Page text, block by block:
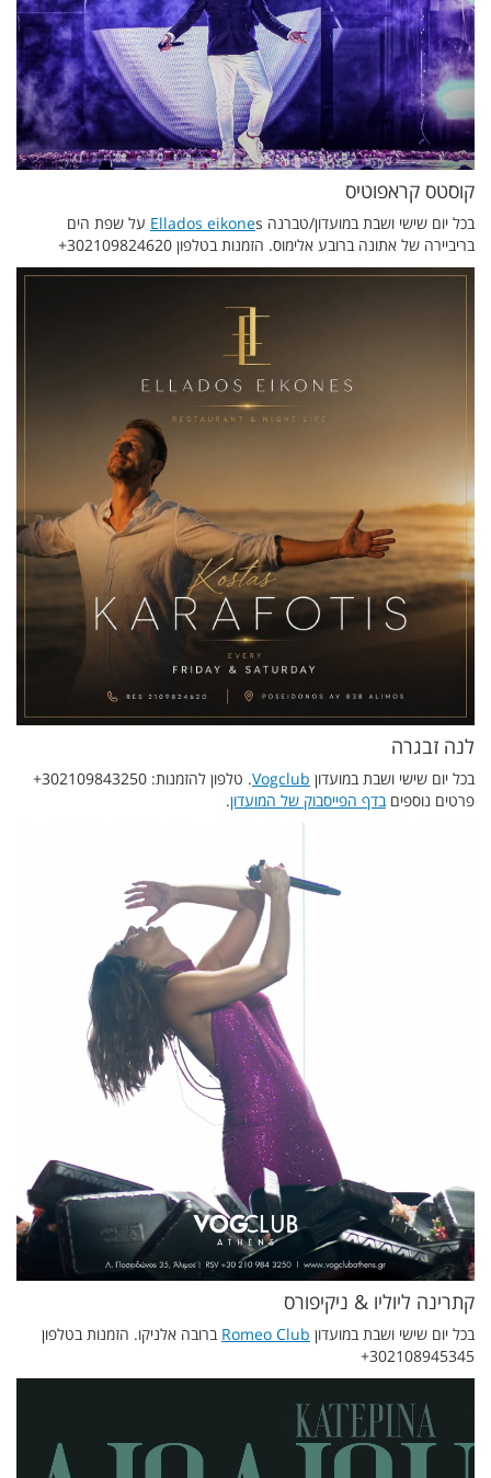
קוסטס קראפוטיס
בכל יום שישי ושבת במועדון/טברנה Ellados eikone s על שפת הים
בריביירה של אתונה ברובע אלימוס. הזמנות בטלפון 302109824620+
לנה זבגרה
בכל יום שישי ושבת במועדון Vogclub
. טלפון להזמנות: 302109843250+
פרטים נוספיםבדף הפייסבוק של המועדון.
קתרינה ליוליו & ניקיפורס
בכל יום שישי ושבת במועדון Romeo Club ברובה אלניקו. הזמנות בטלפון
302108945345+